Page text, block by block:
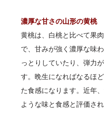
濃厚な甘さの山形の黄桃
黄桃は、白桃と比べて果
で、甘みが強く濃厚な味
っとりしていたり、弾力
す。晩生になればなるほ
た食感になります。近年
ような味と食感と評価さ